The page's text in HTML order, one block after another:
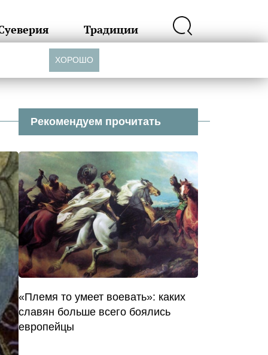
Традиции
Рекомендуем прочитать
«Племя то умеет воевать»: каких
славян больше всего боялись
европейцы
ХОРОШО